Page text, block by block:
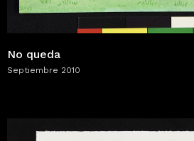
No queda
Septiembre 2010